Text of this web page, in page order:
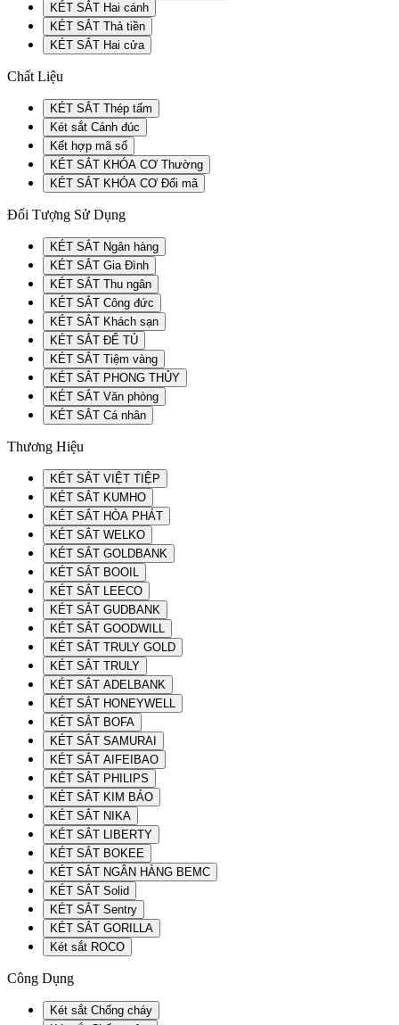
KÉT SẮT Hai cánh
KÉT SẮT Thả tiền
KÉT SẮT Hai cửa
Chất Liệu
KÉT SẮT Thép tấm
Két sắt Cánh đúc
Kết hợp mã số
KÉT SẮT KHÓA CƠ Thường
KÉT SẮT KHÓA CƠ Đổi mã
Đối Tượng Sử Dụng
KÉT SẮT Ngân hàng
KÉT SẮT Gia Đình
KÉT SẮT Thu ngân
KÉT SẮT Công đức
KÉT SẮT Khách sạn
KÉT SẮT ĐỂ TỦ
KÉT SẮT Tiệm vàng
KÉT SẮT PHONG THỦY
KÉT SẮT Văn phòng
KÉT SẮT Cá nhân
Thương Hiệu
KÉT SẮT VIỆT TIỆP
KÉT SẮT KUMHO
KÉT SẮT HÒA PHÁT
KÉT SẮT WELKO
KÉT SẮT GOLDBANK
KÉT SẮT BOOIL
KÉT SẮT LEECO
KÉT SẮT GUDBANK
KÉT SẮT GOODWILL
KÉT SẮT TRULY GOLD
KÉT SẮT TRULY
KÉT SẮT ADELBANK
KÉT SẮT HONEYWELL
KÉT SẮT BOFA
KÉT SẮT SAMURAI
KÉT SẮT AIFEIBAO
KÉT SẮT PHILIPS
KÉT SẮT KIM BẢO
KÉT SẮT NIKA
KÉT SẮT LIBERTY
KÉT SẮT BOKEE
KÉT SẮT NGÂN HÀNG BEMC
KÉT SẮT Solid
KÉT SẮT Sentry
KÉT SẮT GORILLA
Két sắt ROCO
Công Dụng
Két sắt Chống cháy